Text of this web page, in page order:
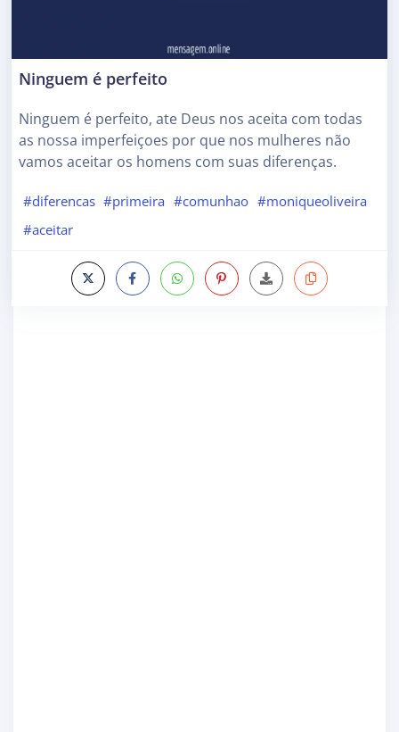
Ninguem é perfeito
Ninguem é perfeito, ate Deus nos aceita com todas
as nossa imperfeiçoes por que nos mulheres não
vamos aceitar os homens com suas diferenças.
#diferencas #primeira #comunhao #moniqueoliveira
#aceitar